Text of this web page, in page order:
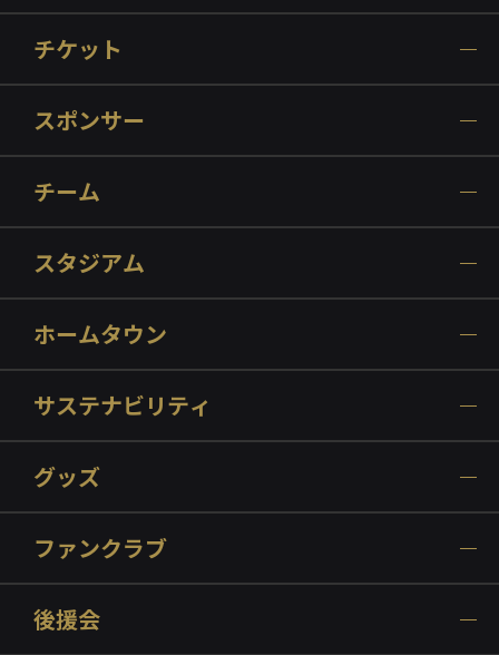
チケット
スポンサー
チーム
スタジアム
ホームタウン
サステナビリティ
グッズ
ファンクラブ
後援会